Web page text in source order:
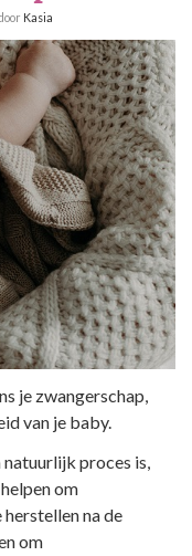
Kasia
je zwangerschap,
van je baby.
natuurlijk proces is,
om
na de
om